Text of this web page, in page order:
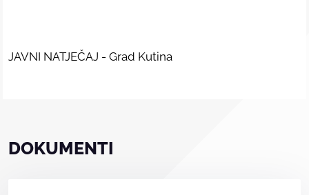
JAVNI NATJEČAJ - Grad Kutina
DOKUMENTI